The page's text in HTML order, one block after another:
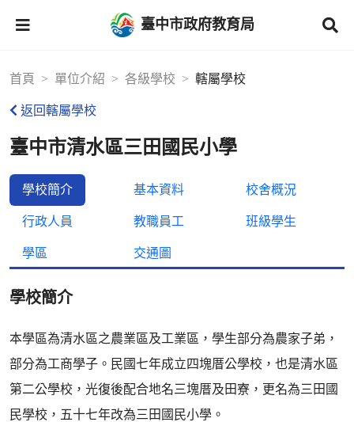
臺中市政府教育局
首頁 單位介紹 各級學校 轄屬學校
返回轄屬學校
臺中市清水區三田國民小學
學校簡介 基本資料 校舍概況
行政人員 教職員工 班級學生
學區 交通圖
學校簡介
本學區為清水區之農業區及工業區，學生部分為農家子弟，
部分為工商學子。民國七年成立四塊厝公學校，也是清水區
第二公學校，光復後配合地名三塊厝及田寮，更名為三田國
民學校，五十七年改為三田國民小學。